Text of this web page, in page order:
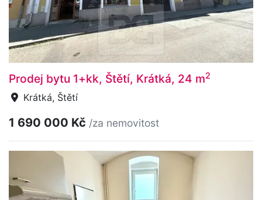
Prodej bytu 1+kk, Štětí, Krátká, 24 m2
Krátká, Štětí
1 690 000 Kč /za nemovitost